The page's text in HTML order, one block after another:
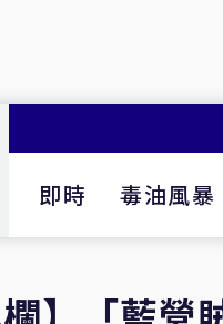
即時 毒油風暴